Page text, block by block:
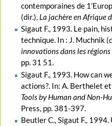
contemporaines de
(dir.), La jachère en Afrique
Sigaut F., 1993. Le pain,
technique. In : J. Muchnik
innovations dans les
pp. 31 51.
Sigaut F., 1993. How can
actions?. In: A. Berthelet
Tools by Human and Non-
Press, pp. 381-397.
Beutler C., Sigaut F.,